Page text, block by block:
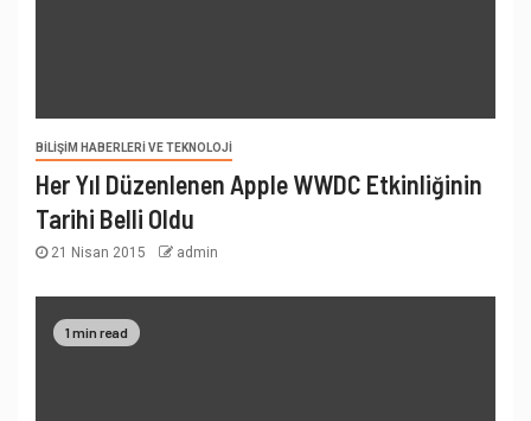
BILIŞIM HABERLERI VE TEKNOLOJI
Her Yıl Düzenlenen Apple WWDC Etkinliğinin
Tarihi Belli Oldu
21 Nisan 2015 admin
1 min read